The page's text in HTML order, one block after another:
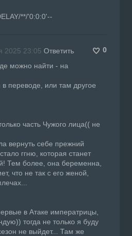
**/'0:0:0'--
2025 23:05 Ответить
0
можно найти - на
переводе, или там другое
часть Чужого лица(( не
вернуть себе прежний
ггню, которая станет
Тем более, она беременна,
что не так с его женой,
в Атаке императрицы,
тогда не только я буду
не выйдет... Там же